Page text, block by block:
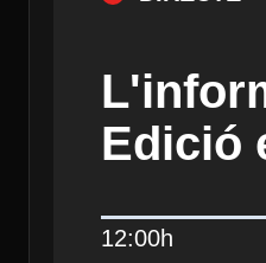
Edició
12:00h